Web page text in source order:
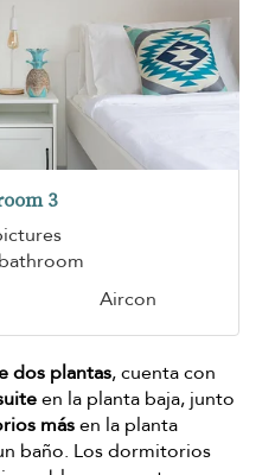
3
Aircon
dos plantas, cuenta con
en la planta baja, junto
másen la planta
baño. Los dormitorios